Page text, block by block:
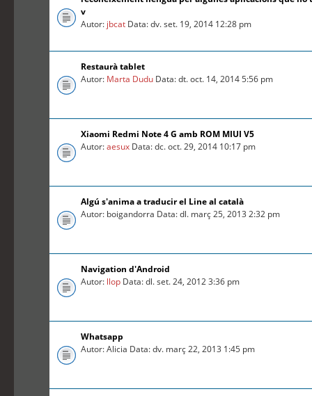
v
Autor: jbcat Data: dv. set. 19, 2014 12:28 pm
Restaurà tablet
Autor: Marta Dudu Data: dt. oct. 14, 2014 5:56 pm
Xiaomi Redmi Note 4 G amb ROM MIUI V5
Autor:aesux Data: dc. oct. 29, 2014 10:17 pm
Algú s'anima a traducir el Line al català
Autor: boigandorra Data: dl. març 25, 2013 2:32 pm
Navigation d'Android
Autor: llop Data: dl. set. 24, 2012 3:36 pm
Whatsapp
Autor: Alicia Data: dv. març 22, 2013 1:45 pm